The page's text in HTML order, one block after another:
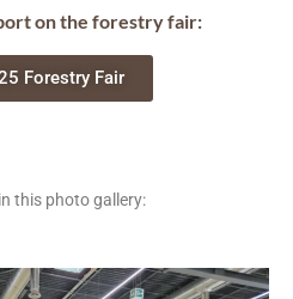
on the forestry fair:
Forestry Fair
this photo gallery: